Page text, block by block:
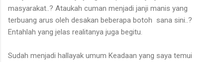
masyarakat..? Ataukah cuman menjadi janji manis yang
terbuang arus oleh desakan beberapa botoh sana sini..?
Entahlah yang jelas realitanya juga begitu.
Sudah menjadi hallayak umum Keadaan yang saya temui